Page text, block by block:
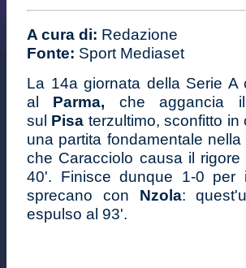
A cura di: Redazione
Fonte: Sport Mediaset
La 14a giornata della Serie A
al Parma, che aggancia
sul Pisa terzultimo, sconfitto
una partita fondamentale
che Caracciolo causa il rigore
40'. Finisce dunque 1-0 per
sprecano con Nzola:
espulso al 93'.